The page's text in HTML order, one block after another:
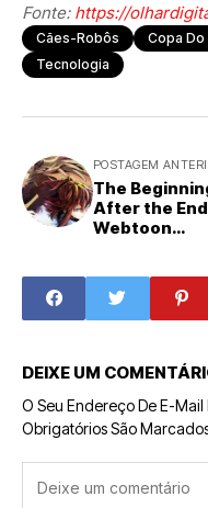
Fonte: https://
Cães-Robôs Copa Do
Tecnologia
POSTAGEM
The
After the
Webtoon
em Março
DEIXE UM
O Seu Endereço De E-
Obrigatórios São